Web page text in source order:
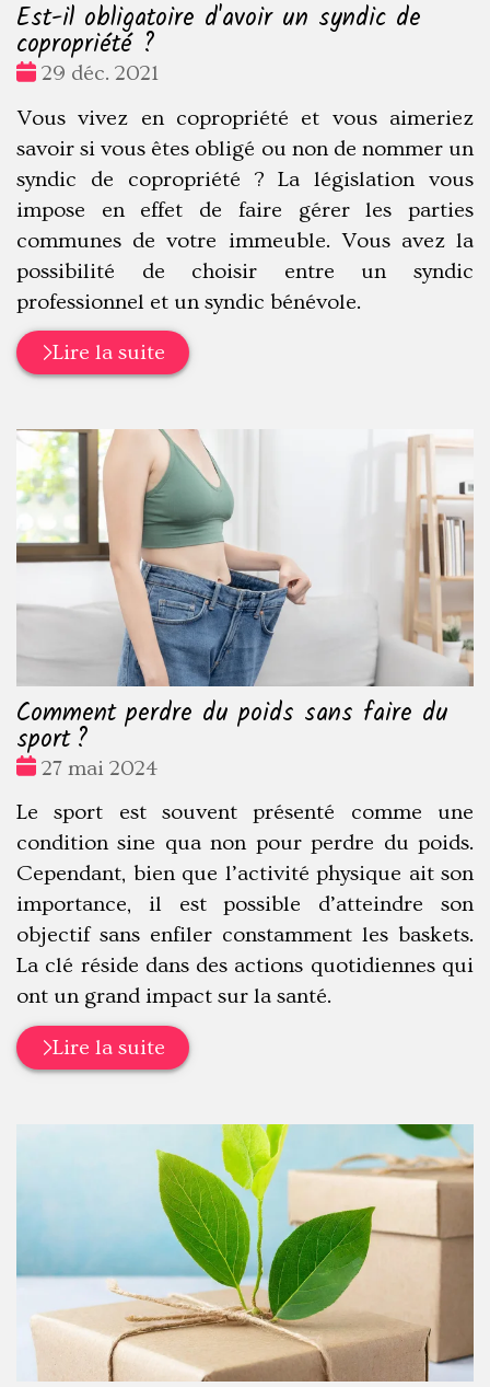
Est-il obligatoire d'avoir un syndic de
copropriété ?
Date
29 déc. 2021
Vous vivez en copropriété et vous aimeriez
savoir si vous êtes obligé ou non de nommer un
syndic de copropriété ? La législation vous
impose en effet de faire gérer les parties
communes de votre immeuble. Vous avez la
possibilité de choisir entre un syndic
professionnel et un syndic bénévole.
Lire la suite
Comment perdre du poids sans faire du
sport ?
Date
27 mai 2024
Le sport est souvent présenté comme une
condition sine qua non pour perdre du poids.
Cependant, bien que l’activité physique ait son
importance, il est possible d’atteindre son
objectif sans enfiler constamment les baskets.
La clé réside dans des actions quotidiennes qui
ont un grand impact sur la santé.
Lire la suite